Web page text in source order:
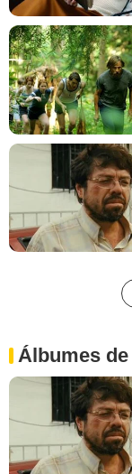
Álbumes